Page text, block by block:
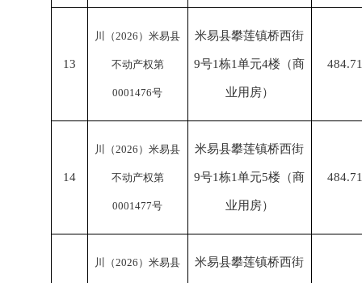
13
川（2026）米易县
不动产权第
0001476号
米易县攀莲镇桥西街
9号1栋1单元4楼（商
业用房）
484.71
14
川（2026）米易县
不动产权第
0001477号
米易县攀莲镇桥西街
9号1栋1单元5楼（商
业用房）
484.71
川（2026）米易县 米易县攀莲镇桥西街